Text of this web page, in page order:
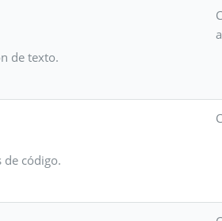
de texto.
a
de código.